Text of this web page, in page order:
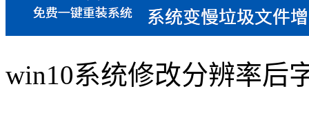
win10系统修改分辨率后